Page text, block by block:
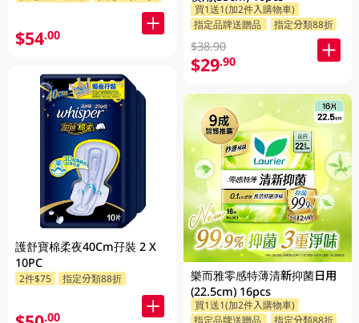
$54.00
護舒寶棉柔夜40Cm孖裝 2 X
10PC
2件$75 指定分類88折
.00
買1送1(加2件入購物車)
指定品牌送贈品
指定分類88折
$38.90
$29.90
樂而雅零感特薄清新抑菌日用
(22.5cm) 16pcs
買1送1(加2件入購物車)
指定品牌送贈品
指定分類88折